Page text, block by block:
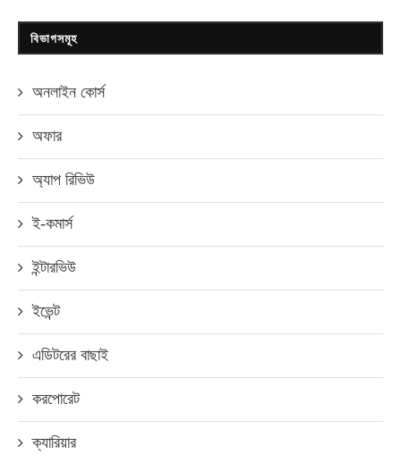
বিভাগসমূহ
অনলাইন কোর্স
অফার
অ্যাপ রিভিউ
ই-কমার্স
ইন্টারভিউ
ইভেন্ট
এডিটরের বাছাই
করপোরেট
ক্যারিয়ার